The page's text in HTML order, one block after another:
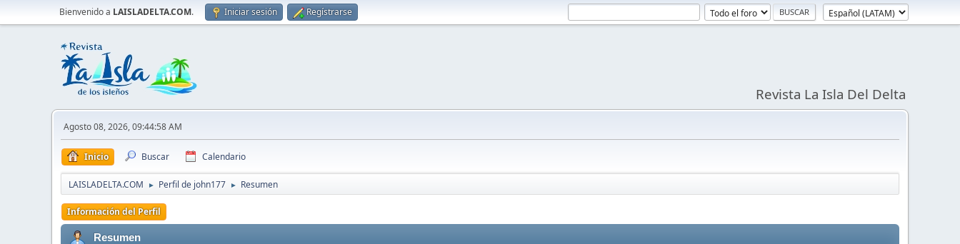
Bienvenido a LAISLADELTA.COM. Iniciar sesión Regístrarse
Revista La Isla Del Delta
Agosto 08, 2026, 09:44:58 AM
Inicio Buscar Calendario
LAISLADELTA.COM ► Perfil de john177 ► Resumen
Información del Perfil
Resumen